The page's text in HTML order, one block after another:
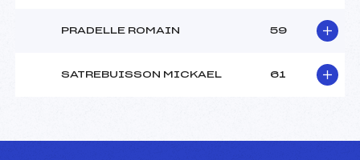
PRADELLE ROMAIN 59
SATREBUISSON MICKAEL 61